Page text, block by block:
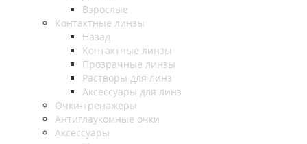
Взрослые
Контактные линзы
Назад
Контактные линзы
Прозрачные линзы
Растворы для линз
Аксессуары для линз
Очки-тренажеры
Антиглаукомные очки
Аксессуары